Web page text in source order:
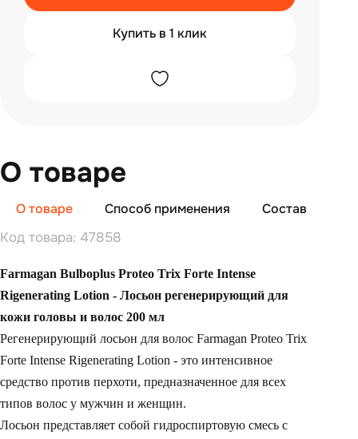
Купить в 1 клик
О товаре
О товаре Способ применения Состав
Код товара: 47858
Farmagan Bulboplus Proteo Trix Forte Intense
Rigenerating Lotion - Лосьон регенерирующий для
кожи головы и волос 200 мл
Регенерирующий лосьон для волос Farmagan Proteo Trix
Forte Intense Rigenerating Lotion - это интенсивное
средство против перхоти, предназначенное для всех
типов волос у мужчин и женщин.
Лосьон представляет собой гидроспиртовую смесь с